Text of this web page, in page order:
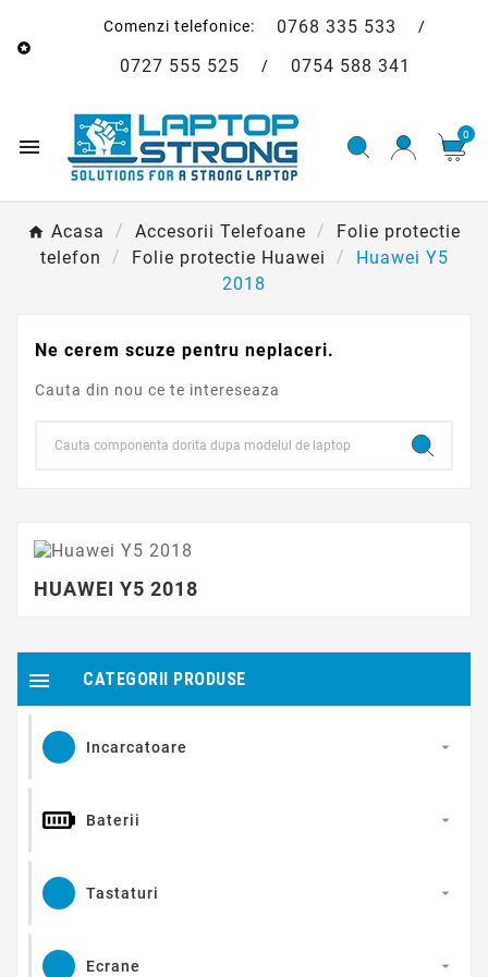

Comenzi telefonice: 0768 335 533
0727 555 525 / 0754 588 341
 0
Acasa Accesorii Telefoane
Folie protectie
telefon
Folie protectie Huawei
Huawei Y5
2018
Ne cerem scuze pentru neplaceri.
Cauta din nou ce te intereseaza
HUAWEI Y5 2018
CATEGORII PRODUSE

Incarcatoare 
Baterii 
Tastaturi 
Ecrane 